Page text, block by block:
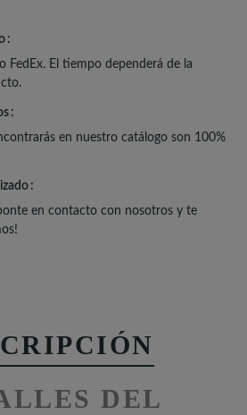
FedEx. El tiempo dependerá de la
en nuestro catálogo son 100%
en contacto con nosotros y te
DEL